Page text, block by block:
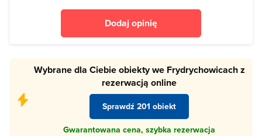
Dodaj opinię
Wybrane dla Ciebie obiekty we Frydrychowicach z
rezerwacją online
Sprawdź 201 obiekt
Gwarantowana cena, szybka rezerwacja